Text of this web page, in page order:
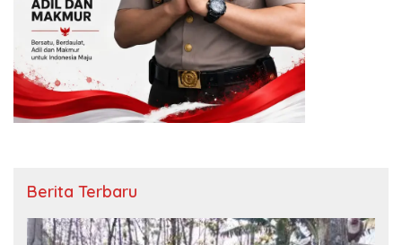
Berita Terbaru